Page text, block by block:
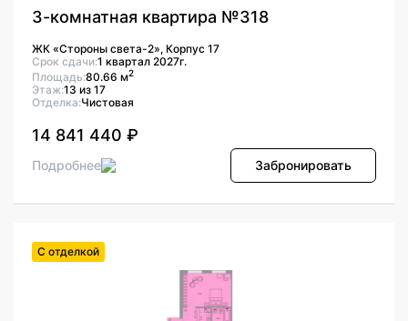
3-комнатная квартира №318
ЖК «Стороны света-2», Корпус 17
Срок сдачи:1 квартал 2027г.
Площадь:80.66 м2
Этаж:13 из 17
Отделка:Чистовая
14 841 440 ₽
Подробнее Забронировать
С отделкой